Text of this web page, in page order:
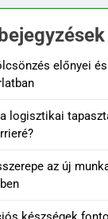
előnyei
logisztikai
az új